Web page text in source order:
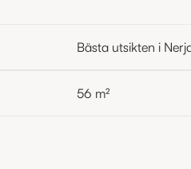
Bästa utsikten i
56 m²